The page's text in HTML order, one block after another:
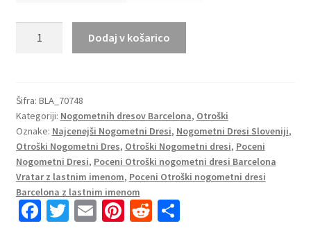
Barcelona
2023
Kratek
Rokav
+
Kratke
hlače
z
Dodaj v košarico
Šifra: BLA_70748
Kategoriji: Nogometnih dresov Barcelona, Otroški
Oznake: Najcenejši Nogometni Dresi, Nogometni Dresi Sloveniji,
Otroški Nogometni Dres, Otroški Nogometni dresi, Poceni
Nogometni Dresi, Poceni Otroški nogometni dresi Barcelona
Vratar z lastnim imenom, Poceni Otroški nogometni dresi
Barcelona z lastnim imenom
Fa T E Pi R S